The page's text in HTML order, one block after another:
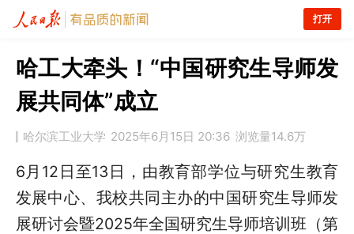
打开
‍‍哈工大牵头！“中国研究生导师发
展共同体”成立
哈尔滨工业大学 2025年6月15日 20:36 浏览量14.6万
6月12日至13日，由教育部学位与研究生教育
发展中心、我校共同主办的中国研究生导师发
展研讨会暨2025年全国研究生导师培训班（第